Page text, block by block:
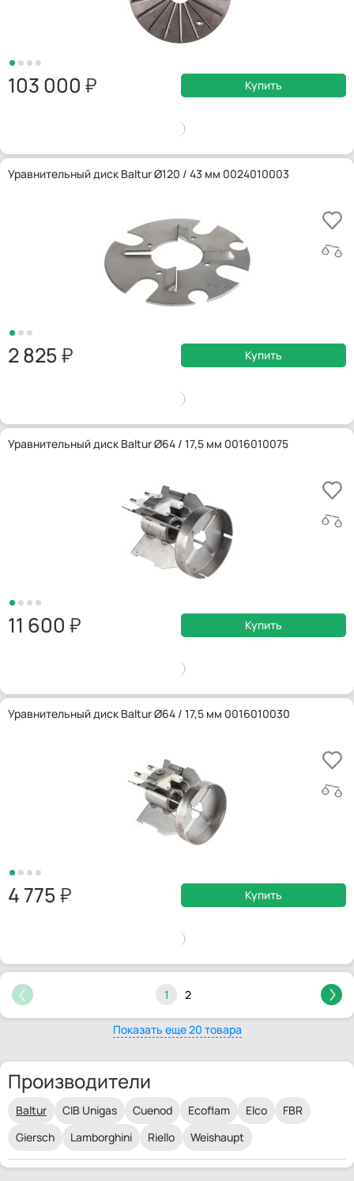
103 000 Купить
Уравнительный диск Baltur Ø120 / 43 мм 0024010003
2 825 Купить
Уравнительный диск Baltur Ø64 / 17,5 мм 0016010075
11 600 Купить
Уравнительный диск Baltur Ø64 / 17,5 мм 0016010030
4 775 Купить
1 2
Показать еще 20 товара
Производители
Baltur CIB Unigas Cuenod Ecoflam Elco
FBR
Giersch
Lamborghini Riello Weishaupt